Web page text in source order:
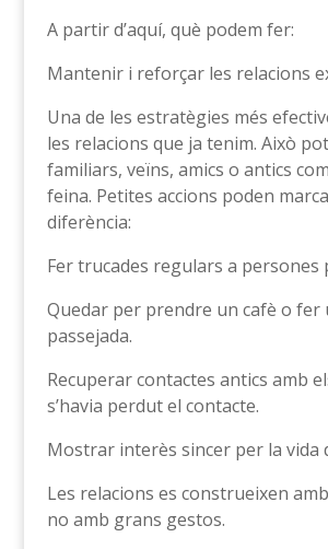
A partir d’aquí, què podem fer:
Mantenir i reforçar les relacions
Una de les estratègies més
les relacions que ja tenim. Això
familiars, veïns, amics o antics
feina. Petites accions poden
diferència:
Fer trucades regulars a persones
Quedar per prendre un cafè o fer
passejada.
Recuperar contactes antics amb
s’havia perdut el contacte.
Mostrar interès sincer per la vida
Les relacions es construeixen
no amb grans gestos.